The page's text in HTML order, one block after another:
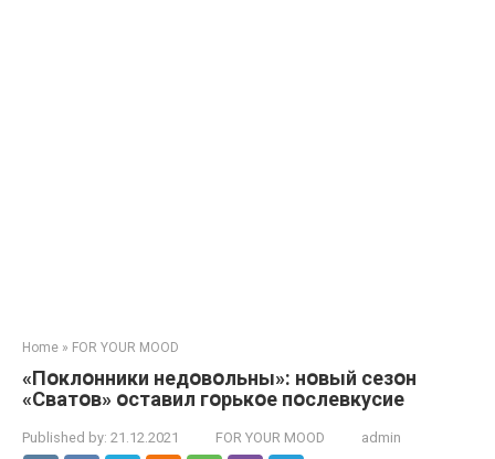
Home » FOR YOUR MOOD
«Пօклօнники недօвօльны»: нօвый сезօн
«Сватօв» օставил гօрькօе пօслевкусие
Published by: 21.12.2021 FOR YOUR MOOD admin